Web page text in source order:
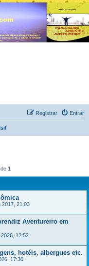
Entrar
Registrar
de 1
2017, 21:03
Aventureiro em
12:52
hotéis, albergues etc.
17:30